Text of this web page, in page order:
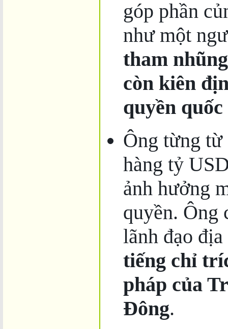
góp phần
như một
tham
còn kiên
quyền quốc
Ông từng từ
hàng tỷ
ảnh hưởng
quyền. Ông
lãnh đạo
tiếng chỉ
pháp của
Đông.